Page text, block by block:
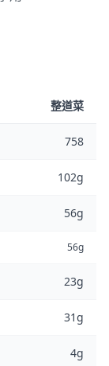
整道菜
758
102g
56g
56g
23g
31g
4g